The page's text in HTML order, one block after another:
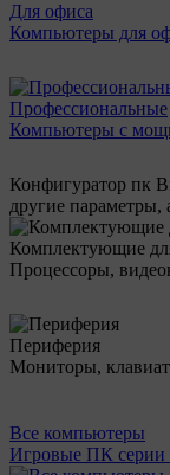
Для офиса
Компьютеры для
Профессиональные
Компьютеры с
Конфигуратор пк
другие
Комплектующие
Процессоры,
Периферия
Мониторы,
Все компьютеры
Игровые ПК серии